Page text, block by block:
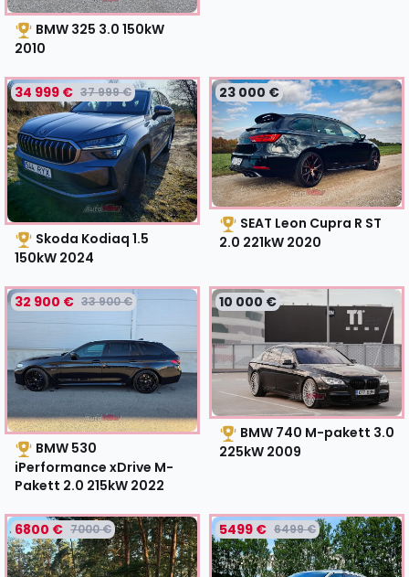
BMW 325 3.0 150kW
2010
34 999 € 37 999 €
Skoda Kodiaq 1.5
150kW 2024
23 000 €
SEAT Leon Cupra R ST
2.0 221kW 2020
32 900 € 33 900 €
BMW 530
iPerformance xDrive M-
Pakett 2.0 215kW 2022
10 000 €
BMW 740 M-pakett 3.0
225kW 2009
6800 € 7000 € 5499 € 6499 €